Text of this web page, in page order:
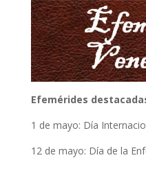
Efemérides
1 de mayo: Día
12 de mayo: Día de la